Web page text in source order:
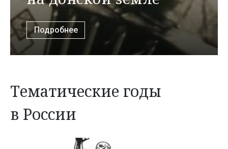
Подробнее
Тематические годы
в России